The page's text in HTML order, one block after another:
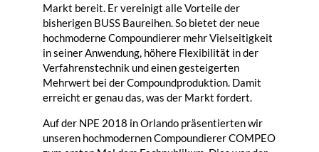
Markt bereit. Er vereinigt alle Vorteile der
bisherigen BUSS Baureihen. So bietet der neue
hochmoderne Compoundierer mehr Vielseitigkeit
in seiner Anwendung, höhere Flexibilität in der
Verfahrenstechnik und einen gesteigerten
Mehrwert bei der Compoundproduktion. Damit
erreicht er genau das, was der Markt fordert.
Auf der NPE 2018 in Orlando präsentierten wir
unseren hochmodernen CompoundiererCOMPEO